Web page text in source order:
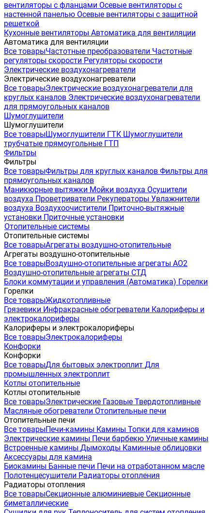
вентиляторы с фланцами Осевые вентиляторы с
настенной панелью Осевые вентиляторы с защитной
решеткой
Кухонные вентиляторы Автоматика для вентиляции
Автоматика для вентиляции
Все товарыЧастотные преобразователи Частотные
регуляторы скорости Регуляторы скорости
Электрические воздухонагреватели
Электрические воздухонагреватели
Все товарыЭлектрические воздухонагреватели для
круглых каналов Электрические воздухонагреватели
для прямоугольных каналов
Шумоглушители
Шумоглушители
Все товарыШумоглушители ГТК Шумоглушители
трубчатые прямоугольные ГТП
Фильтры
Фильтры
Все товарыФильтры для круглых каналов Фильтры для
прямоугольных каналов
Маникюрные вытяжки Мойки воздуха Осушители
воздуха Проветриватели Рекуператоры Увлажнители
воздуха Воздухоочистители Приточно-вытяжные
установки Приточные установки
Отопительные системы
Отопительные системы
Все товарыАгрегаты воздушно-отопительные
Агрегаты воздушно-отопительные
Все товарыВоздушно-отопительные агрегаты АО2
Воздушно-отопительные агрегаты СТД
Блоки коммутации и управления (Автоматика) Горелки
Горелки
Все товарыЖидкотопливные
Грязевики Инфракрасные обогреватели Калориферы и
электрокалориферы
Калориферы и электрокалориферы
Все товарыЭлектрокалориферы
Конфорки
Конфорки
Все товарыДля бытовых электроплит Для
промышленных электроплит
Котлы отопительные
Котлы отопительные
Все товарыЭлектрические Газовые Твердотопливные
Масляные обогреватели Отопительные печи
Отопительные печи
Все товарыПечи-камины Камины Топки для каминов
Электрические камины Печи барбекю Уличные камины
Встроенные камины Дымоходы Каминные облицовки
Аксессуары для камина
Биокамины Банные печи Печи на отработанном масле
Полотенцесушители Радиаторы отопления
Радиаторы отопления
Все товарыСекционные алюминиевые Секционные
биметаллические